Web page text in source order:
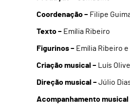
Coordenação – Filipe
Texto – Emília Ribeiro
Figurinos – Emília Ribeiro
Criação musical – Luís
Direção musical –Júlio
Acompanhamento musical